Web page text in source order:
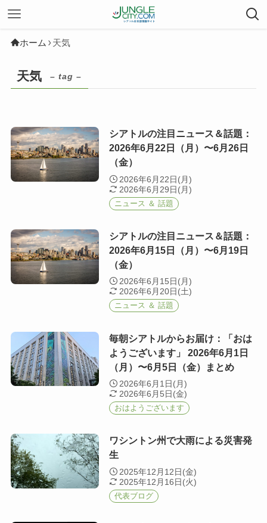
ホーム 天気
天気 – tag –
シアトルの注目ニュース＆話題：
2026年6月22日（月）〜6月26日
（金）
2026年6月22日(月)
2026年6月29日(月)
ニュース ＆ 話題
シアトルの注目ニュース＆話題：
2026年6月15日（月）〜6月19日
（金）
2026年6月15日(月)
2026年6月20日(土)
ニュース ＆ 話題
毎朝シアトルからお届け：「おは
ようございます」 2026年6月1日
（月）〜6月5日（金）まとめ
2026年6月1日(月)
2026年6月5日(金)
おはようございます
ワシントン州で大雨による災害発
生
2025年12月12日(金)
2025年12月16日(火)
代表ブログ